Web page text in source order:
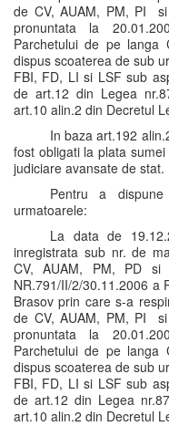
de CV, AUAM, PM, PI
pronuntata la
Parchetului de pe langa
dispus scoaterea de sub
FBI, FD, LI si LSF sub
de art.12 din Legea
art.10 alin.2 din Decretul
In baza art.192
fost obligati la plata
judiciare avansate de stat.
Pentru a
urmatoarele:
La data de
inregistrata sub nr. de
CV, AUAM, PM, PD si
NR.791/II/2/30.11.2006 a
Brasov prin care s-a
de CV, AUAM, PM, PI
pronuntata la
Parchetului de pe langa
dispus scoaterea de sub
FBI, FD, LI si LSF sub
de art.12 din Legea
art.10 alin.2 din Decretul